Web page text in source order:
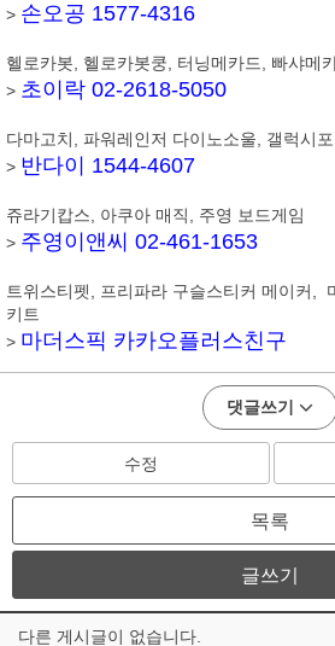
> 손오공 1577-4316
헬로카봇, 헬로카봇쿵, 터닝메카드, 빠샤메
> 초이락 02-2618-5050
다마고치, 파워레인저 다이노소울, 갤럭시
> 반다이 1544-4607
쥬라기캅스, 아쿠아 매직, 주영 보드게임
> 주영이앤씨 02-461-1653
트위스티펫, 프리파라 구슬스티커 메이커,
키트
> 마더스픽 카카오플러스친구
댓글쓰기
수정
목록
글쓰기
다른 게시글이 없습니다.